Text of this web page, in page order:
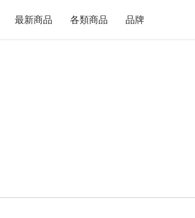
最新商品 各類商品 品牌